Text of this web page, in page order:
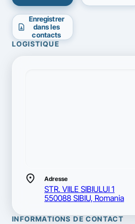
contact_page
Enregistrer
dans les
contacts
LOGISTIQUE
location_on Adresse
STR. VIILE SIBIULUI 1
550088 SIBIU, Romania
INFORMATIONS DE CONTACT